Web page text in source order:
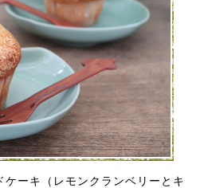
ーキ（レモンクランベリーとキ